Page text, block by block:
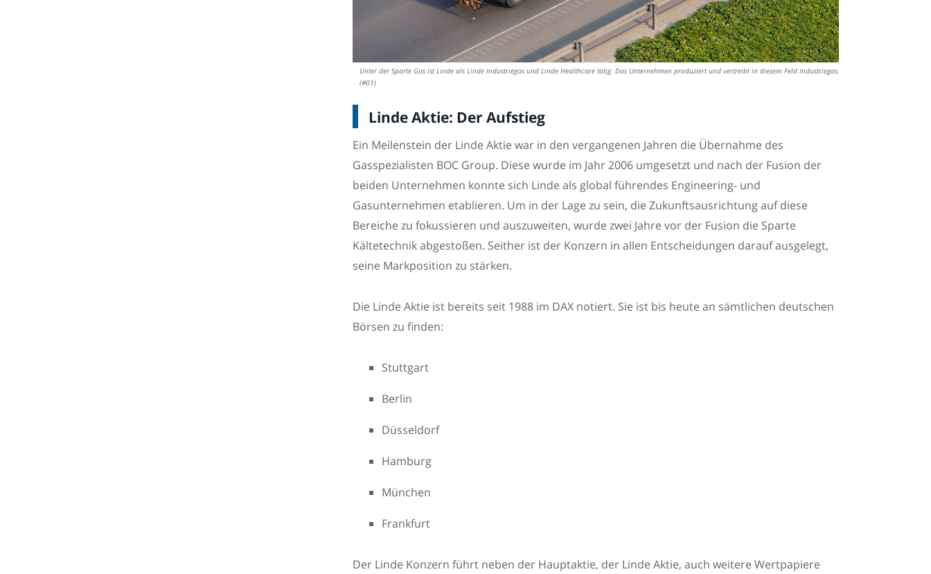
Unter der Sparte Gas ist Linde als Linde Industriegas und Linde Healthcare tätig. Das Unternehmen produziert und vertreibt in diesem Feld Industriegas.
(#01)
Linde Aktie: Der Aufstieg
Ein Meilenstein der Linde Aktie war in den vergangenen Jahren die Übernahme des
Gasspezialisten BOC Group. Diese wurde im Jahr 2006 umgesetzt und nach der Fusion der
beiden Unternehmen konnte sich Linde als global führendes Engineering- und
Gasunternehmen etablieren. Um in der Lage zu sein, die Zukunftsausrichtung auf diese
Bereiche zu fokussieren und auszuweiten, wurde zwei Jahre vor der Fusion die Sparte
Kältetechnik abgestoßen. Seither ist der Konzern in allen Entscheidungen darauf ausgelegt,
seine Markposition zu stärken.
Die Linde Aktie ist bereits seit 1988 im DAX notiert. Sie ist bis heute an sämtlichen deutschen
Börsen zu finden:
Stuttgart
Berlin
Düsseldorf
Hamburg
München
Frankfurt
Der Linde Konzern führt neben der Hauptaktie, der Linde Aktie, auch weitere Wertpapiere